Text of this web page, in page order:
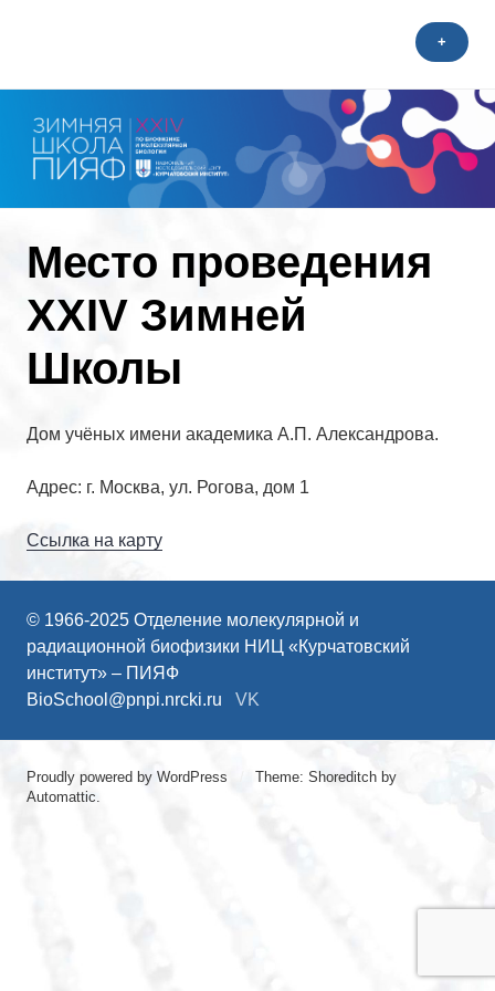
+
Место проведения
XXIV Зимней
Школы
Дом учёных имени академика А.П. Александрова.
Адрес: г. Москва, ул. Рогова, дом 1
Ссылка на карту
© 1966-2025 Отделение молекулярной и
радиационной биофизики НИЦ «Курчатовский
институт» – ПИЯФ
BioSchool@pnpi.nrcki.ru VK
Proudly powered by WordPress
Theme: Shoreditch by
Automattic